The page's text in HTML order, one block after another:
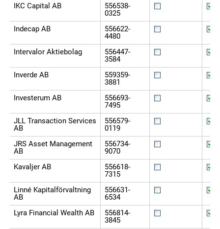
IKC Capital AB
556538-
0325
Indecap AB
556622-
4480
Intervalor Aktiebolag
556447-
3584
Inverde AB
559359-
3881
Investerum AB
556693-
7495
JLL Transaction Services
AB
556579-
0119
JRS Asset Management
AB
556734-
9070
Kavaljer AB
556618-
7315
Linné Kapitalförvaltning
AB
556631-
6534
Lyra Financial Wealth AB
556814-
3845